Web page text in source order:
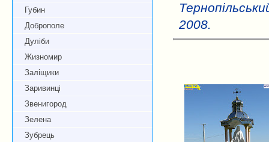
Губин
Доброполе
Дуліби
Жизномир
Заліщики
Заривинці
Звенигород
Зелена
Зубрець
2008.